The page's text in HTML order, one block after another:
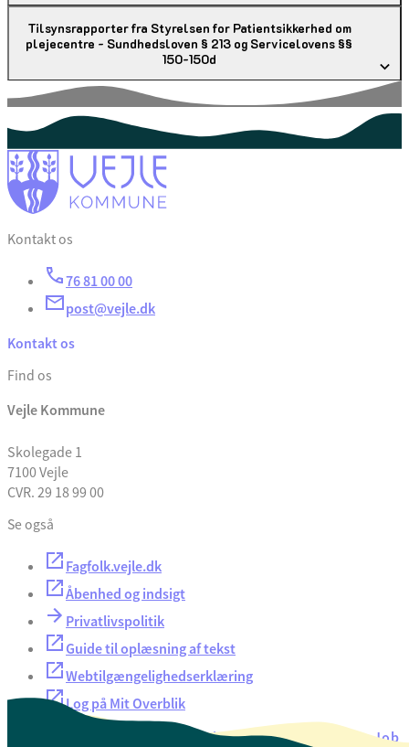
Tilsynsrapporter fra Styrelsen for Patientsikkerhed om
plejecentre - Sundhedsloven § 213 og Servicelovens §§
150-150d
Kontakt os
76 81 00 00
post@vejle.dk
Kontakt os
Find os
Vejle Kommune
Skolegade 1
7100 Vejle
CVR. 29 18 99 00
Se også
Fagfolk.vejle.dk
Åbenhed og indsigt
Privatlivspolitik
Guide til oplæsning af tekst
Webtilgængelighedserklæring
Log på Mit Overblik
Oversigt over selvbetjeningJob